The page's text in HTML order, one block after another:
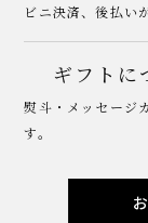
ビニ決済、後払い
ギフトに
熨斗・メッセージ
す。